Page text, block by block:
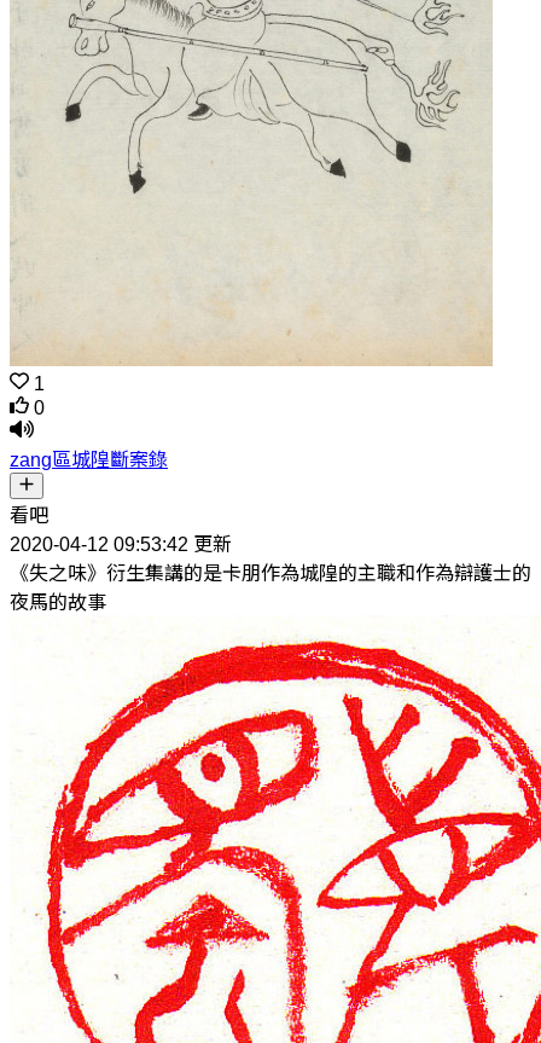
1
0
zang區城隍斷案錄
看吧
2020-04-12 09:53:42 更新
《失之味》衍生集講的是卡朋作為城隍的主職和作為辯護士的
夜馬的故事